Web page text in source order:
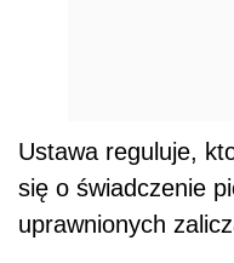
Ustawa reguluje,
się o świadczenie
uprawnionych